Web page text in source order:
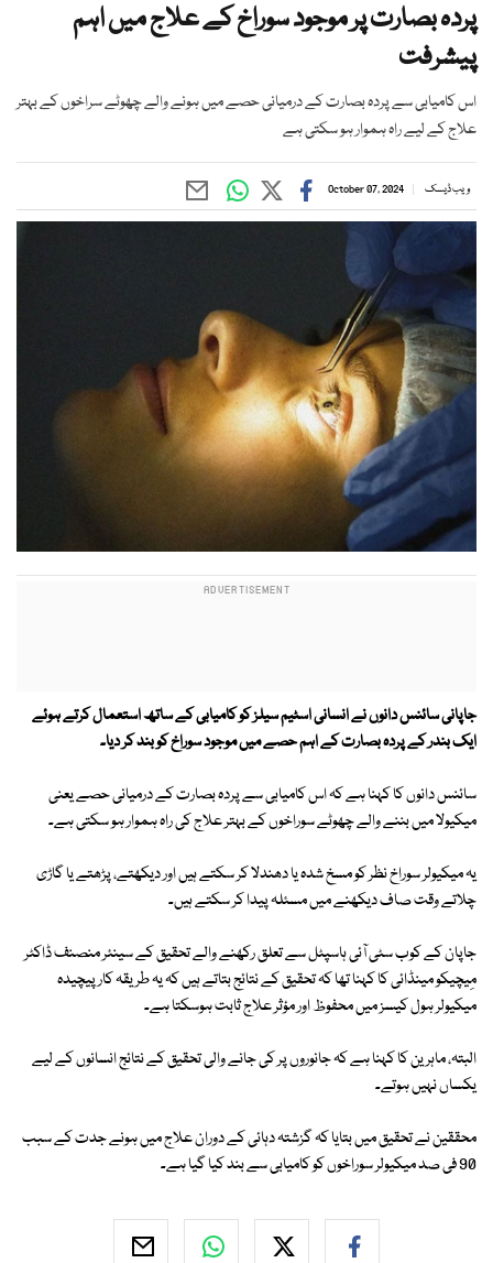
پردہ بصارت پر موجود سوراخ کے علاج میں اہم
پیشرفت
اس کامیابی سے پردہ بصارت کے درمیانی حصے میں ہونے والے چھوٹے سراخوں کے بہتر
علاج کے لیے راہ ہموار ہو سکتی ہے
ویب ڈیسک October 07, 2024
جاپانی سائنس دانوں نے انسانی اسٹیم سیلز کو کامیابی کے ساتھ استعمال کرتے ہوئے
ایک بندر کے پردہ بصارت کے اہم حصے میں موجود سوراخ کو بند کر دیا۔
سائنس دانوں کا کہنا ہے کہ اس کامیابی سے پردہ بصارت کے درمیانی حصے یعنی
میکیولا میں بننے والے چھوٹے سوراخوں کے بہتر علاج کی راہ ہموار ہو سکتی ہے۔
یہ میکیولر سوراخ نظر کو مسخ شدہ یا دھندلا کر سکتے ہیں اور دیکھتے، پڑھتے یا گاڑی
چلاتے وقت صاف دیکھنے میں مسئلہ پیدا کر سکتے ہیں۔
جاپان کے کوب سٹی آئی ہاسپٹل سے تعلق رکھنے والے تحقیق کے سینئر منصنف ڈاکٹر
مِیچیکو مینڈائی کا کہنا تھا کہ تحقیق کے نتائج بتاتے ہیں کہ یہ طریقہ کار پیچیدہ
میکیولر ہول کیسز میں محفوظ اور مؤثر علاج ثابت ہوسکتا ہے۔
البتہ، ماہرین کا کہنا ہے کہ جانوروں پر کی جانے والی تحقیق کے نتائج انسانوں کے لیے
یکساں نہیں ہوتے۔
محققین نے تحقیق میں بتایا کہ گزشتہ دہائی کے دوران علاج میں ہونے جدت کے سبب
90 فی صد میکیولر سوراخوں کو کامیابی سے بند کیا گیا ہے۔